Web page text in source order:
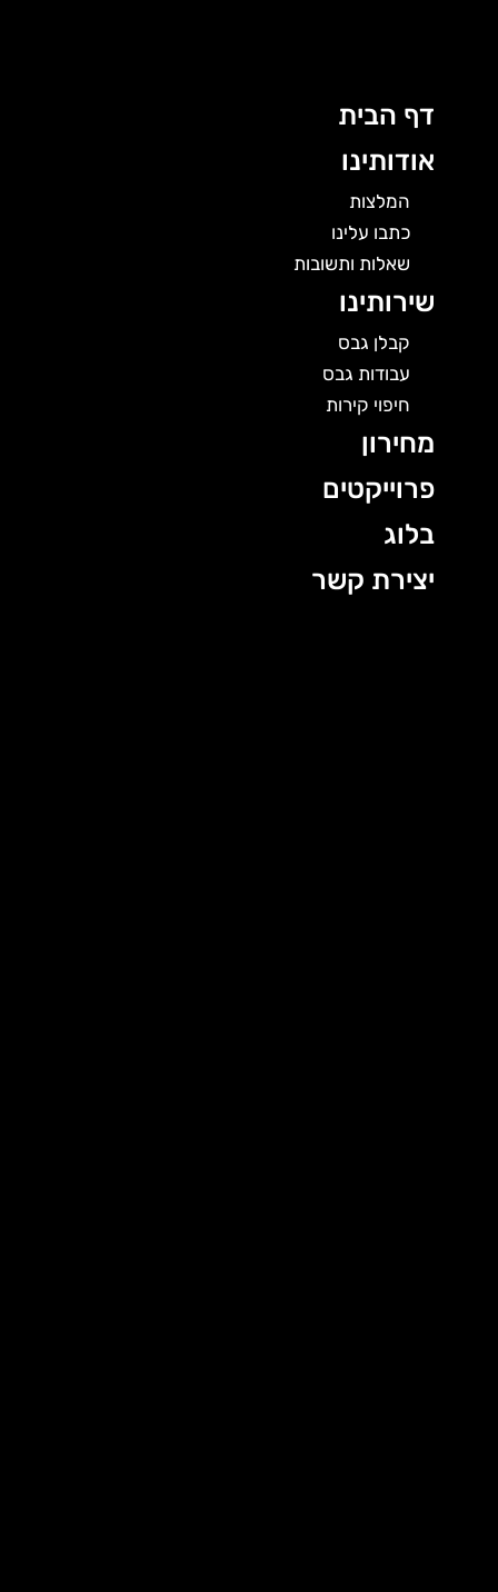
דף הבית
אודותינו
המלצות
כתבו עלינו
שאלות ותשובות
שירותינו
קבלן גבס
עבודות גבס
חיפוי קירות
מחירון
פרוייקטים
בלוג
יצירת קשר